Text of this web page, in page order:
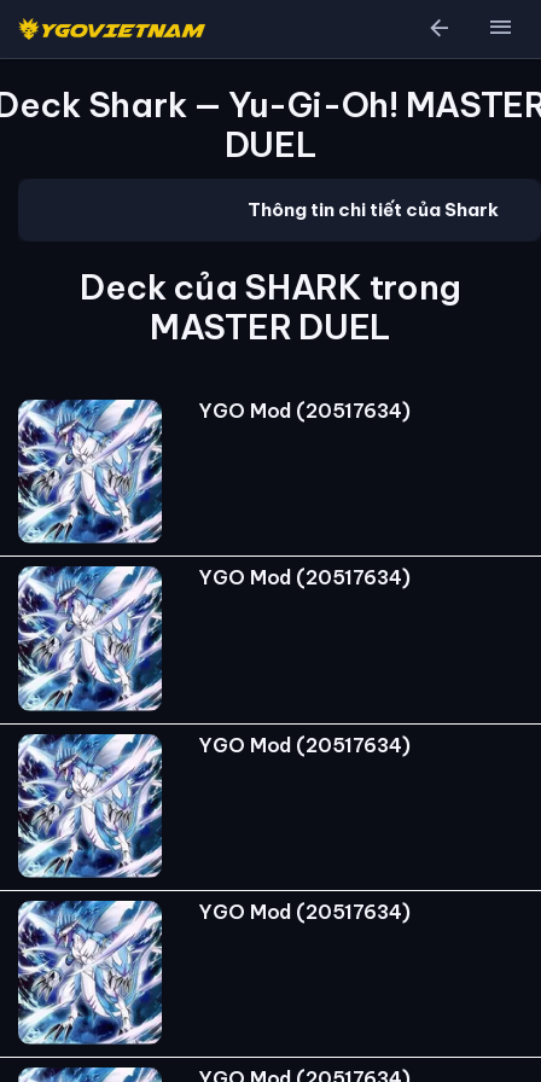
arrow_back menu
Shark — Yu-Gi-Oh!
DUEL
Thông tin chi tiết của Shark
Deck của SHARK trong
MASTER DUEL
YGO Mod (20517634)
YGO Mod (20517634)
YGO Mod (20517634)
YGO Mod (20517634)